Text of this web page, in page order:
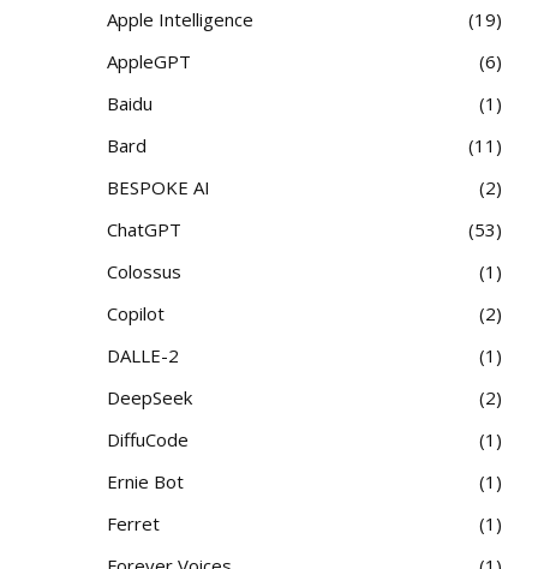
Apple Intelligence
19
AppleGPT
6
Baidu
1
Bard
11
BESPOKE AI
2
ChatGPT
53
Colossus
1
Copilot
2
DALLE-2
1
DeepSeek
2
DiffuCode
1
Ernie Bot
1
Ferret
1